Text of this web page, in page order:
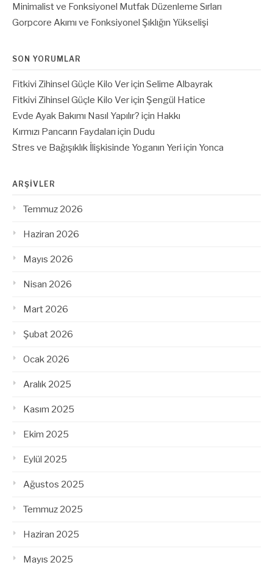
Minimalist ve Fonksiyonel Mutfak Düzenleme Sırları
Gorpcore Akımı ve Fonksiyonel Şıklığın Yükselişi
SON YORUMLAR
Fitkivi Zihinsel Güçle Kilo Veriçin Selime Albayrak
Fitkivi Zihinsel Güçle Kilo Veriçin Şengül Hatice
Evde Ayak Bakımı Nasıl Yapılır? için Hakkı
Kırmızı Pancarın Faydaları için Dudu
Stres ve Bağışıklık İlişkisinde Yoganın Yeri için Yonca
ARŞIVLER
Temmuz 2026
Haziran 2026
Mayıs 2026
Nisan 2026
Mart 2026
Şubat 2026
Ocak 2026
Aralık 2025
Kasım 2025
Ekim 2025
Eylül 2025
Ağustos 2025
Temmuz 2025
Haziran 2025
Mayıs 2025